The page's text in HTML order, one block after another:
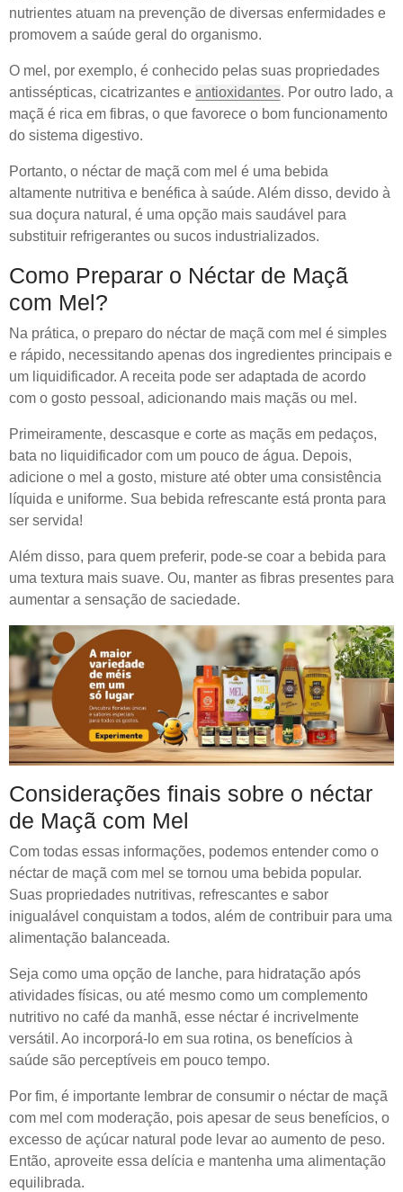
nutrientes atuam na prevenção de diversas enfermidades e
promovem a saúde geral do organismo.
O mel, por exemplo, é conhecido pelas suas propriedades
antissépticas, cicatrizantes e antioxidantes. Por outro lado, a
maçã é rica em fibras, o que favorece o bom funcionamento
do sistema digestivo.
Portanto, o néctar de maçã com mel é uma bebida
altamente nutritiva e benéfica à saúde. Além disso, devido à
sua doçura natural, é uma opção mais saudável para
substituir refrigerantes ou sucos industrializados.
Como Preparar o Néctar de Maçã
com Mel?
Na prática, o preparo do néctar de maçã com mel é simples
e rápido, necessitando apenas dos ingredientes principais e
um liquidificador. A receita pode ser adaptada de acordo
com o gosto pessoal, adicionando mais maçãs ou mel.
Primeiramente, descasque e corte as maçãs em pedaços,
bata no liquidificador com um pouco de água. Depois,
adicione o mel a gosto, misture até obter uma consistência
líquida e uniforme. Sua bebida refrescante está pronta para
ser servida!
Além disso, para quem preferir, pode-se coar a bebida para
uma textura mais suave. Ou, manter as fibras presentes para
aumentar a sensação de saciedade.
Considerações finais sobre o néctar
de Maçã com Mel
Com todas essas informações, podemos entender como o
néctar de maçã com mel se tornou uma bebida popular.
Suas propriedades nutritivas, refrescantes e sabor
inigualável conquistam a todos, além de contribuir para uma
alimentação balanceada.
Seja como uma opção de lanche, para hidratação após
atividades físicas, ou até mesmo como um complemento
nutritivo no café da manhã, esse néctar é incrivelmente
versátil. Ao incorporá-lo em sua rotina, os benefícios à
saúde são perceptíveis em pouco tempo.
Por fim, é importante lembrar de consumir o néctar de maçã
com mel com moderação, pois apesar de seus benefícios, o
excesso de açúcar natural pode levar ao aumento de peso.
Então, aproveite essa delícia e mantenha uma alimentação
equilibrada.